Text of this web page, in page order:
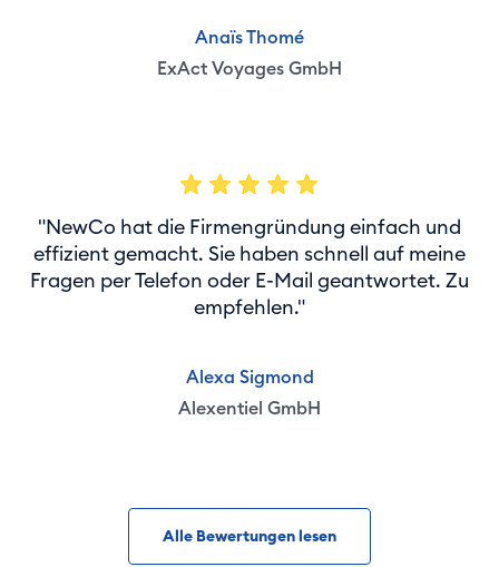
Anaïs Thomé
ExAct Voyages GmbH
"NewCo hat die Firmengründung einfach und
effizient gemacht. Sie haben schnell auf meine
Fragen per Telefon oder E-Mail geantwortet. Zu
empfehlen."
Alexa Sigmond
Alexentiel GmbH
Alle Bewertungen lesen